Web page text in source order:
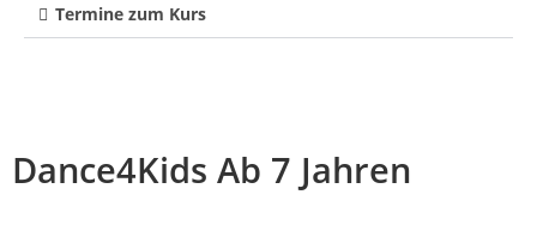
Termine zum Kurs
Dance4Kids Ab 7 Jahren